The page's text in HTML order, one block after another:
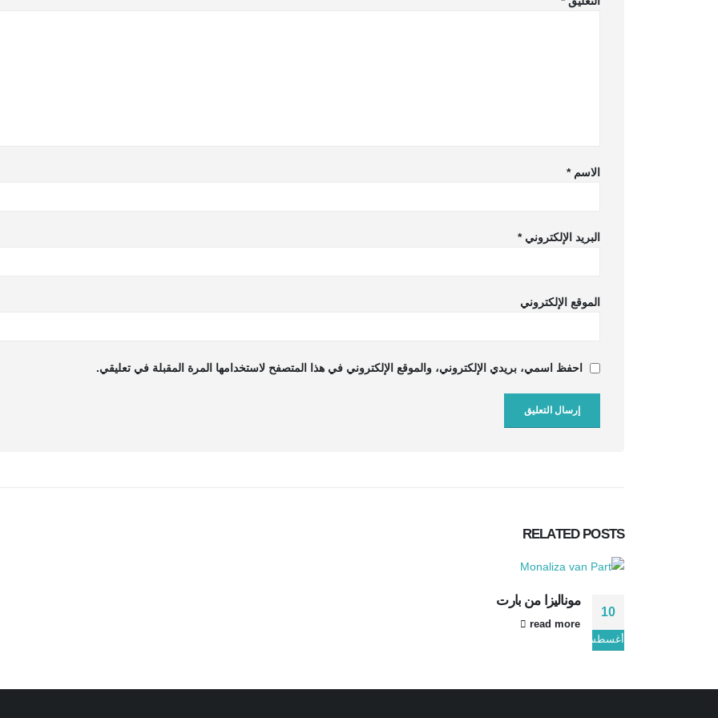
الاسم*
البريد الإلكتروني*
الموقع الإلكتروني
احفظ اسمي، بريدي الإلكتروني، والموقع الإلكتروني في هذا المتصفح لاستخدامها المرة المقبلة في تعليقي.
RELATED POSTS
10
أغسطس
موناليزا من بارت
read more